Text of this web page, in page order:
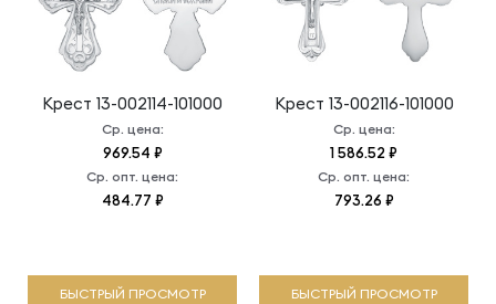
Крест 13-002114-101000
Ср. цена:
969.54 ₽
Ср. опт. цена:
484.77 ₽
БЫСТРЫЙ ПРОСМОТР
Крест 13-002116-101000
Ср. цена:
1 586.52 ₽
Ср. опт. цена:
793.26 ₽
БЫСТРЫЙ ПРОСМОТР